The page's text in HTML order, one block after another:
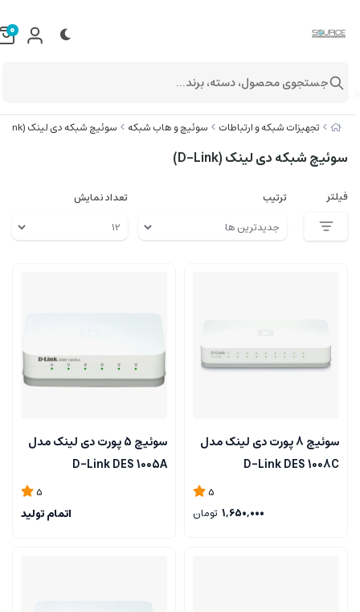
تجهیزات شبکه و ارتباطات سوئیچ و هاب شبکه سوئیچ شبکه دی لینک (D-Link)
سوئیچ شبکه دی لینک (D-Link)
فیلتر ترتیب تعداد نمایش
سوئیچ 8 پورت دی لینک مدل
D-Link DES 1008C
5
1,650,000 تومان
سوئیچ 5 پورت دی لینک مدل
D-Link DES 1005A
5
اتمام تولید
0
جستجوی محصول، دسته، برند...